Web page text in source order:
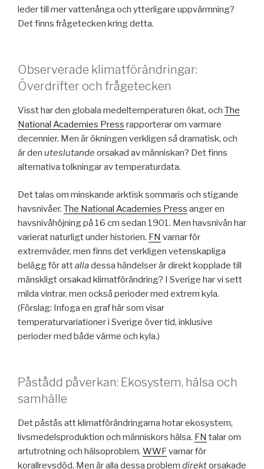
leder till mer vattenånga och ytterligare uppvärmning?
Det finns frågetecken kring detta.
Observerade klimatförändringar:
Överdrifter och frågetecken
Visst har den globala medeltemperaturen ökat, och The
National Academies Press rapporterar om varmare
decennier. Men är ökningen verkligen sådramatisk, och
är den uteslutande orsakad av människan? Det finns
alternativa tolkningar av temperaturdata.
Det talas om minskande arktisk sommaris och stigande
havsnivåer. The National Academies Press anger en
havsnivåhöjning på 16 cm sedan 1901. Men havsnivån har
varierat naturligt under historien. FN varnar för
extremväder, men finns det verkligen vetenskapliga
belägg för attalladessa händelser är direkt kopplade till
mänskligt orsakad klimatförändring? I Sverige har vi sett
milda vintrar, men också perioder med extrem kyla.
(Förslag: Infoga en graf här som visar
temperaturvariationer i Sverige över tid, inklusive
perioder med både värme och kyla.)
Påstådd påverkan: Ekosystem, hälsa och
samhälle
Det påstås att klimatförändringarna hotar ekosystem,
livsmedelsproduktion och människors hälsa. FN talar om
artutrotning och hälsoproblem. WWFvarnar för
korallrevsdöd. Men är alla dessa problem direktorsakade